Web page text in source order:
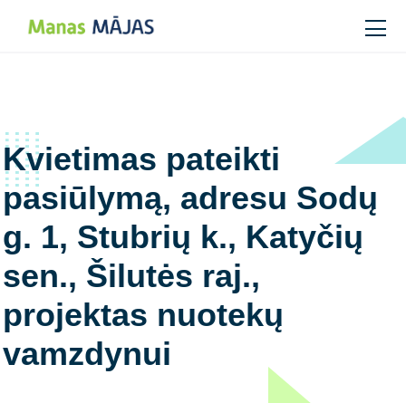
Main Navigation
Kvietimas pateikti
pasiūlymą, adresu Sodų
g. 1, Stubrių k., Katyčių
sen., Šilutės raj.,
projektas nuotekų
vamzdynui